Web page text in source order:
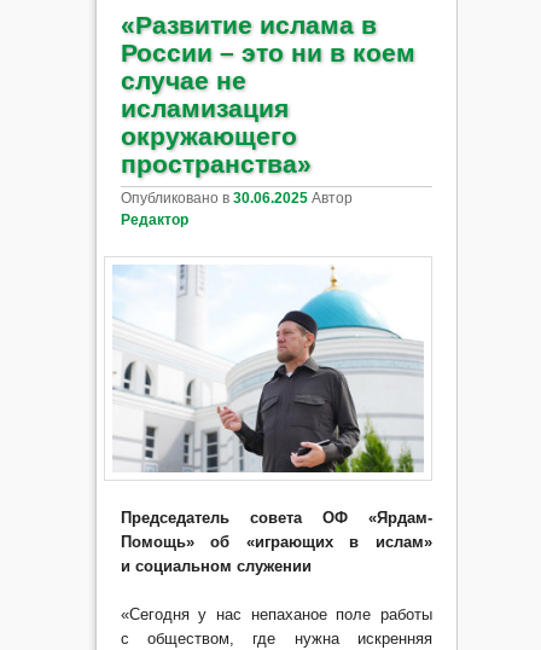
«Развитие ислама в
России – это ни в коем
случае не
исламизация
окружающего
пространства»
Опубликовано в 30.06.2025 Автор
Редактор
Председатель совета ОФ «Ярдам-
Помощь» об «играющих в ислам»
и социальном служении
«Сегодня у нас непаханое поле работы
с обществом, где нужна искренняя